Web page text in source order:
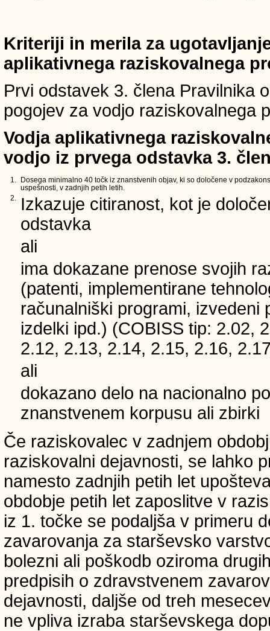
Kriteriji in merila za
aplikativnega raziskovalnega
Prvi odstavek 3. člena Pravilnika
pogojev za vodjo raziskovalnega
Vodja aplikativnega
vodjo iz prvega odstavka 3.
1.
Dosega minimalno 40 točk iz znanstvenih objav, ki so določene v
uspešnosti, v zadnjih petih letih.
2.
Izkazuje citiranost, kot je
odstavka
ali
ima dokazane prenose svojih
(patenti, implementirane
računalniški programi, izvedeni
izdelki ipd.) (COBISS tip: 2.02,
2.12, 2.13, 2.14, 2.15, 2.16,
ali
dokazano delo na nacionalno
znanstvenem korpusu ali zbirki
Če raziskovalec v zadnjem
raziskovalni dejavnosti, se lahko
namesto zadnjih petih let
obdobje petih let zaposlitve v
iz 1. točke se podaljša v primeru
zavarovanja za starševsko
bolezni ali poškodb oziroma
predpisih o zdravstvenem
dejavnosti, daljše od treh
ne vpliva izraba starševskega